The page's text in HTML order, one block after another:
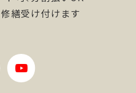
繕受け付けます